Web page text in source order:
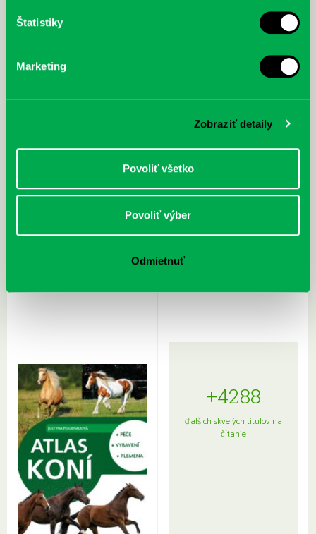
Štatistiky
Marketing
Zobraziť detaily
Povoliť všetko
Povoliť výber
Odmietnuť
Rudź, Przemyslaw: Atlas hviezd:
Hardy, Paula: Japonsko na tanieri:
+4288
ďalších skvelých titulov na
čítanie